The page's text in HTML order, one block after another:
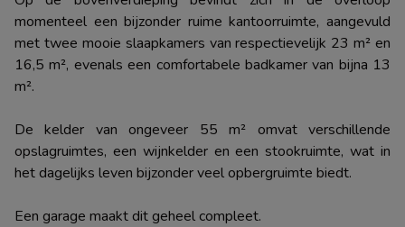
momenteel een bijzonder ruime kantoorruimte, aangevuld
met twee mooie slaapkamers van respectievelijk 23 m² en
16,5 m², evenals een comfortabele badkamer van bijna 13
m².
De kelder van ongeveer 55 m² omvat verschillende
opslagruimtes, een wijnkelder en een stookruimte, wat in
het dagelijks leven bijzonder veel opbergruimte biedt.
Een garage maakt dit geheel compleet.